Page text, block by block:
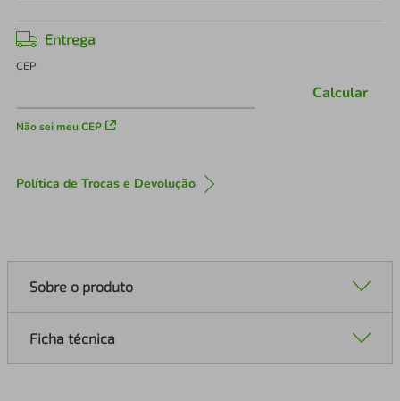
Entrega
CEP
Não sei meu CEP
Calcular
Política de Trocas e Devolução
Sobre o produto
Ficha técnica